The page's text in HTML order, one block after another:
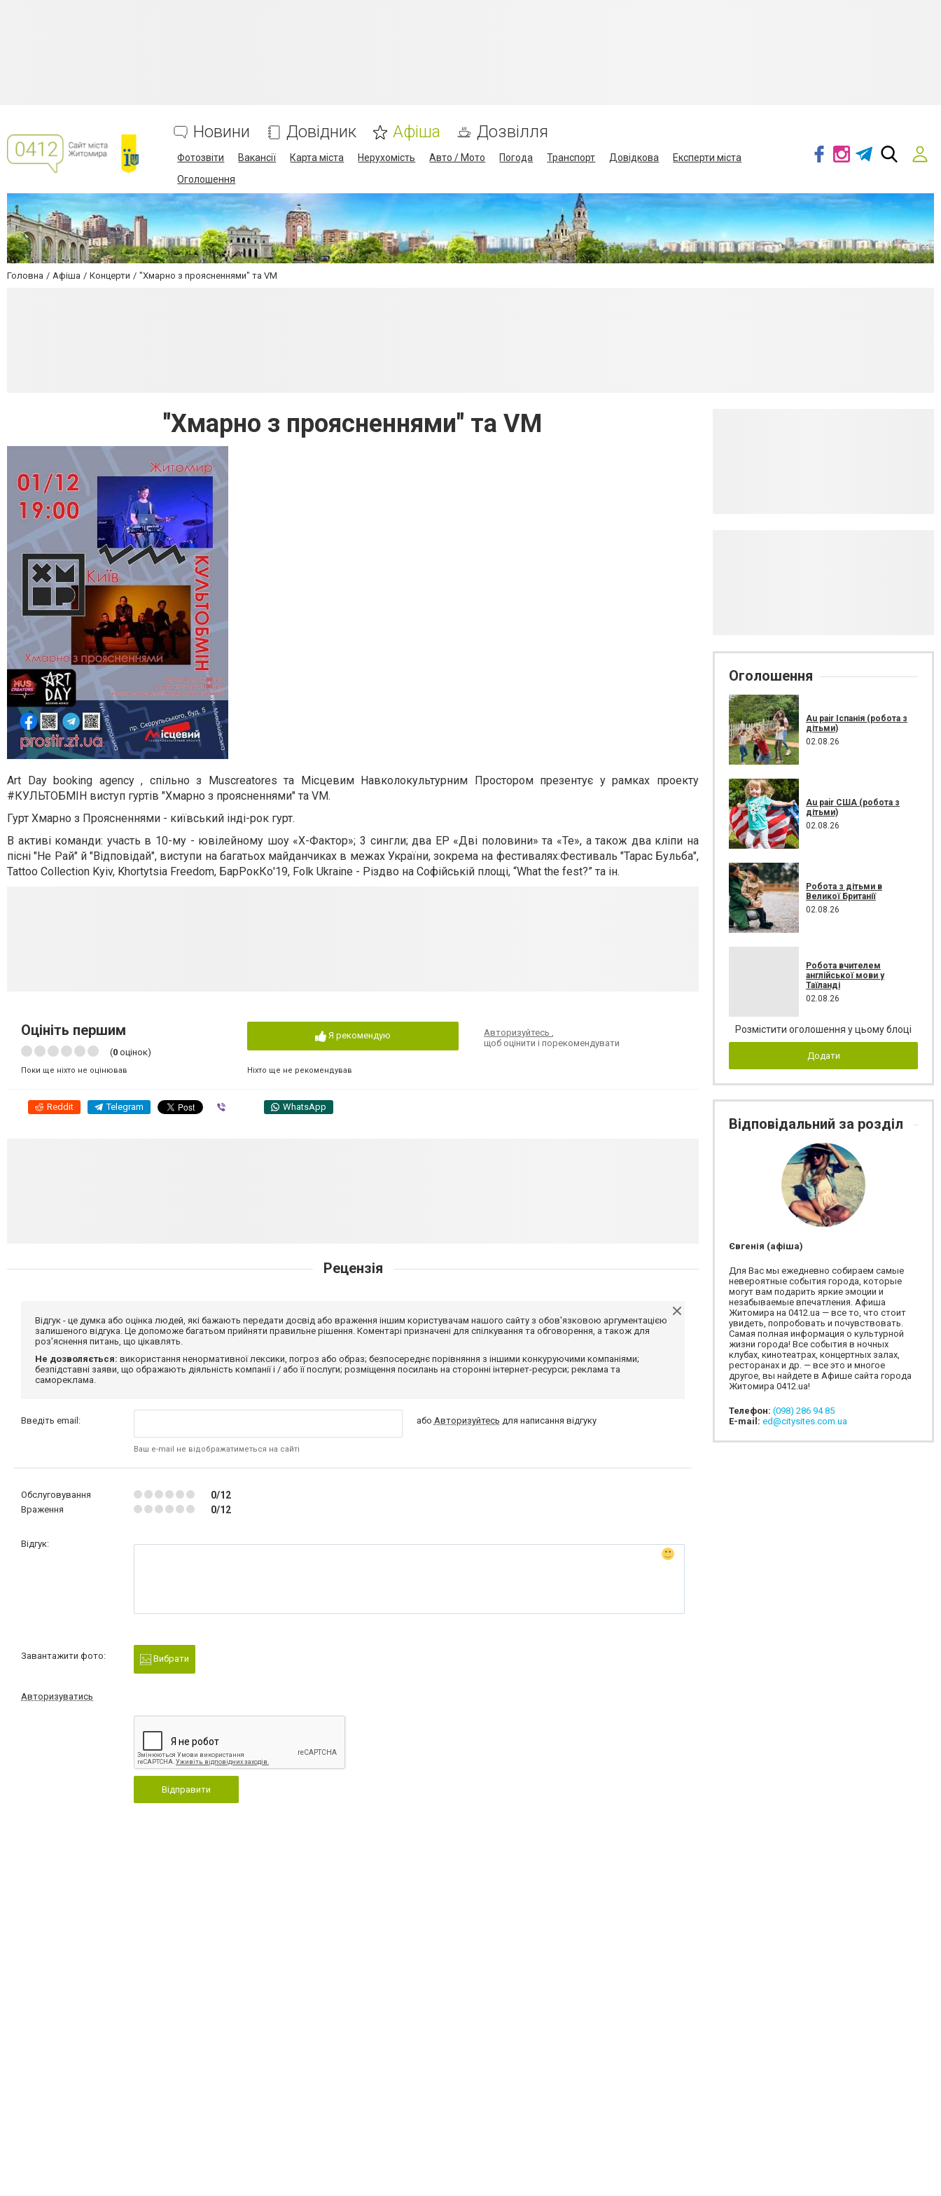
Новини Довідник Афіша Дозвілля
Фотозвіти Вакансії Карта міста Нерухомість Авто / Мото Погода Транспорт Довідкова
Експерти міста
Оголошення
Головна Афіша Концерти "Хмарно з проясненнями" та VM
"Хмарно з проясненнями" та VM
Art Day booking agency , спільно з Muscreatores та Місцевим Навколокультурним Простором презентує у рамках проекту
#КУЛЬТОБМІН виступ гуртів "Хмарно з проясненнями" та VM.
Гурт Хмарно з Проясненнями - київський інді-рок гурт.
В активі команди: участь в 10-му - ювілейному шоу «Х-Фактор»; 3 сингли; два EP «Дві половини» та «Те», а також два кліпи на
пісні "Не Рай" й "Відповідай", виступи на багатьох майданчиках в межах України, зокрема на фестивалях:Фестиваль "Тарас Бульба",
Tattoo Collection Kyiv, Khortytsia Freedom, БарРокКо'19, Folk Ukraine - Різдво на Софійській площі, “What the fest?” та ін.
Оцініть першим
(0 оцінок)
Поки ще ніхто не оцінював
Я рекомендую
Ніхто ще не рекомендував
Авторизуйтесь
щоб оцінити і порекомендувати
Reddit Telegram WhatsApp
Рецензія
Відгук - це думка або оцінка людей, які бажають передати досвід або враження іншим користувачам нашого сайту з обов'язковою аргументацією
залишеного відгука. Це допоможе багатьом прийняти правильне рішення. Коментарі призначені для спілкування та обговорення, а також для
роз'яснення питань, що цікавлять.
Не дозволяється: використання ненормативної лексики, погроз або образ; безпосереднє порівняння з іншими конкуруючими компаніями;
безпідставні заяви, що ображають діяльність компанії і / або її послуги; розміщення посилань на сторонні інтернет-ресурси; реклама та
самореклама.
Введіть email:
Ваш e-mail не відображатиметься на сайті
або Авторизуйтесь для написання відгуку
Обслуговування 0/12
Враження 0/12
Відгук:
Завантажити фото: Вибрати
Авторизуватись
Відправити
Оголошення
Au pair Іспанія (робота з
дітьми)
02.08.26
Au pair США (робота з
дітьми)
02.08.26
Робота з дітьми в
Великої Британії
02.08.26
Робота вчителем
англійської мови у
Таїланді
02.08.26
Розмістити оголошення у цьому блоці
Додати
Відповідальний за розділ
Євгенія (афіша)
Для Вас мы ежедневно собираем самые
невероятные события города, которые
могут вам подарить яркие эмоции и
незабываемые впечатления. Афиша
Житомира на 0412.ua — все то, что стоит
увидеть, попробовать и почувствовать.
Самая полная информация о культурной
жизни города! Все события в ночных
клубах, кинотеатрах, концертных залах,
ресторанах и др. — все это и многое
другое, вы найдете в Афише сайта города
Житомира 0412.ua!
Телефон: (098) 286 94 85
E-mail: ed@citysites.com.ua